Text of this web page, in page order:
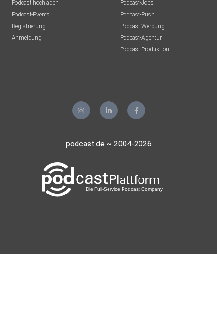
Podcast hochladen
Podcast-Events
Registrierung
Anmeldung
Podcast-Jobs
Podcast-Push
Podcast-Werbung
Podcast-Agentur
Podcast-Produktion
podcast.de ~ 2004-2026